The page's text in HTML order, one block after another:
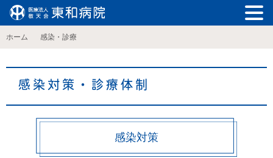
ホーム 感染・診療
感染対策・診療体制
感染対策